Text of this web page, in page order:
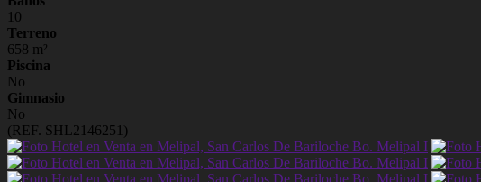
10
Terreno
658 m²
Piscina
No
Gimnasio
No
(REF. SHL2146251)